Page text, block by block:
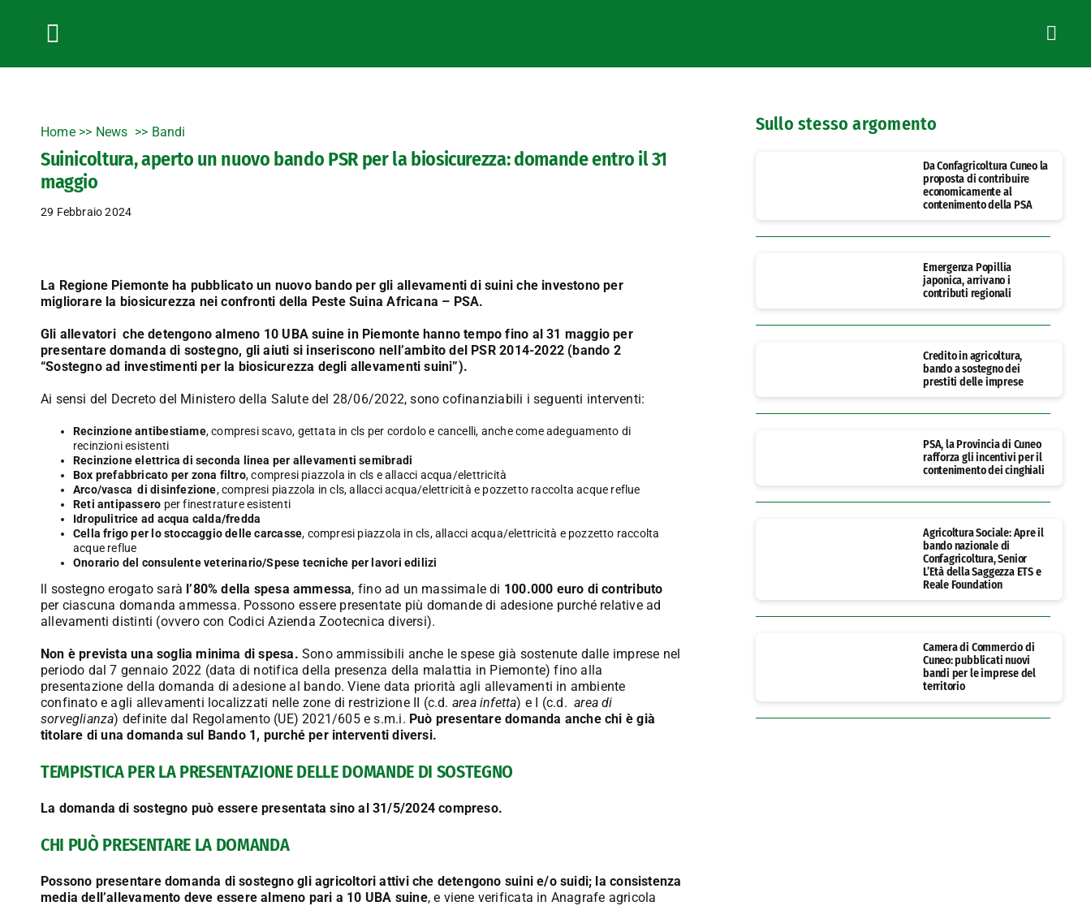
Toggle
Navigation
Home>> News Bandi
Suinicoltura, aperto un nuovo bando PSR per la biosicurezza: domande entro il 31
maggio
29 Febbraio 2024
La Regione Piemonte ha pubblicato un nuovo bando per gli allevamenti di suini che investono per
migliorare la biosicurezza nei confronti della Peste Suina Africana – PSA.
Gli allevatori che detengono almeno 10 UBA suine in Piemonte hanno tempo fino al 31 maggio per
presentare domanda di sostegno, gli aiuti si inseriscono nell’ambito del PSR 2014-2022 (bando 2
“Sostegno ad investimenti per la biosicurezza degli allevamenti suini”).
Ai sensi del Decreto del Ministero della Salute del 28/06/2022, sono cofinanziabili i seguenti interventi:
Recinzione antibestiame, compresi scavo, gettata in cls per cordolo e cancelli, anche come adeguamento di
recinzioni esistenti
Recinzione elettrica di seconda linea per allevamenti semibradi
Box prefabbricato per zona filtro, compresi piazzola in cls e allacci acqua/elettricità
Arco/vasca di disinfezione, compresi piazzola in cls, allacci acqua/elettricità e pozzetto raccolta acque reflue
Reti antipassero per finestrature esistenti
Idropulitrice ad acqua calda/fredda
Cella frigo per lo stoccaggio delle carcasse, compresi piazzola in cls, allacci acqua/elettricità e pozzetto raccolta
acque reflue
Onorario del consulente veterinario/Spese tecniche per lavori edilizi
ll sostegno erogato sarà l’80% della spesa ammessa, fino ad un massimale di 100.000 euro di contributo
per ciascuna domanda ammessa. Possono essere presentate più domande di adesione purché relative ad
allevamenti distinti (ovvero con Codici Azienda Zootecnica diversi).
Non è prevista una soglia minima di spesa. Sono ammissibili anche le spese già sostenute dalle imprese nel
periodo dal 7 gennaio 2022 (data di notifica della presenza della malattia in Piemonte) fino alla
presentazione della domanda di adesione al bando. Viene data priorità agli allevamenti in ambiente
confinato e agli allevamenti localizzati nelle zone di restrizione II (c.d. area infetta) e I (c.d.area di
sorveglianza) definite dal Regolamento (UE) 2021/605 e s.m.i. Può presentare domanda anche chi è già
titolare di una domanda sul Bando 1, purché per interventi diversi.
TEMPISTICA PER LA PRESENTAZIONE DELLE DOMANDE DI SOSTEGNO
La domanda di sostegno può essere presentata sino al 31/5/2024 compreso.
CHI PUÒ PRESENTARE LA DOMANDA
Possono presentare domanda di sostegno gli agricoltori attivi che detengono suini e/o suidi; la consistenza
media dell’allevamento deve essere almeno pari a 10 UBA suine, e viene verificata in Anagrafe agricola
Sullo stesso argomento
Da Confagricoltura Cuneo la
proposta di contribuire
economicamente al
contenimento della PSA
Emergenza Popillia
japonica, arrivano i
contributi regionali
Credito in agricoltura,
bando a sostegno dei
prestiti delle imprese
PSA, la Provincia di Cuneo
rafforza gli incentivi per il
contenimento dei cinghiali
Agricoltura Sociale: Apre il
bando nazionale di
Confagricoltura, Senior
L’Età della Saggezza ETS e
Reale Foundation
Camera di Commercio di
Cuneo: pubblicati nuovi
bandi per le imprese del
territorio